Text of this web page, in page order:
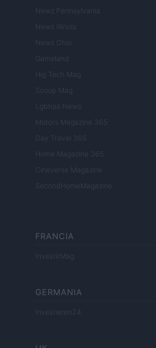
Newz Pennsylvania
Newz Illinois
Newz Ohio
Gameland
Hig Tech Mag
Scoop Mag
Lgbtqia News
Motors Magazine 365
Day Travel 365
Home Magazine 365
Cineverse Magazine
SecondHomeMagazine
FRANCIA
InvestirMag
GERMANIA
Investieren24